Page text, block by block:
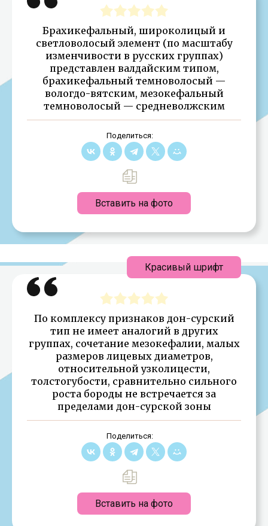
Брахикефальный, широколицый и
светловолосый элемент (по масштабу
изменчивости в русских группах)
представлен валдайским типом,
брахикефальный темноволосый —
вологдо-вятским, мезокефальный
темноволосый — средневолжским
Поделиться:
Вставить на фото
По комплексу признаков дон-сурский
тип не имеет аналогий в других
группах, сочетание мезокефалии, малых
размеров лицевых диаметров,
относительной узколицести,
толстогубости, сравнительно сильного
роста бороды не встречается за
пределами дон-сурской зоны
Поделиться:
Вставить на фото
Красивый шрифт